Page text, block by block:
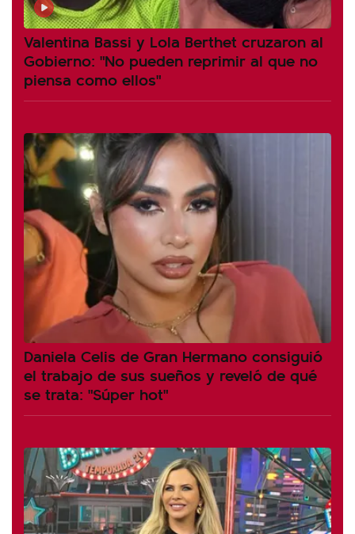
Valentina Bassi y Lola Berthet cruzaron al
Gobierno: "No pueden reprimir al que no
piensa como ellos"
Daniela Celis de Gran Hermano consiguió
el trabajo de sus sueños y reveló de qué
se trata: "Súper hot"